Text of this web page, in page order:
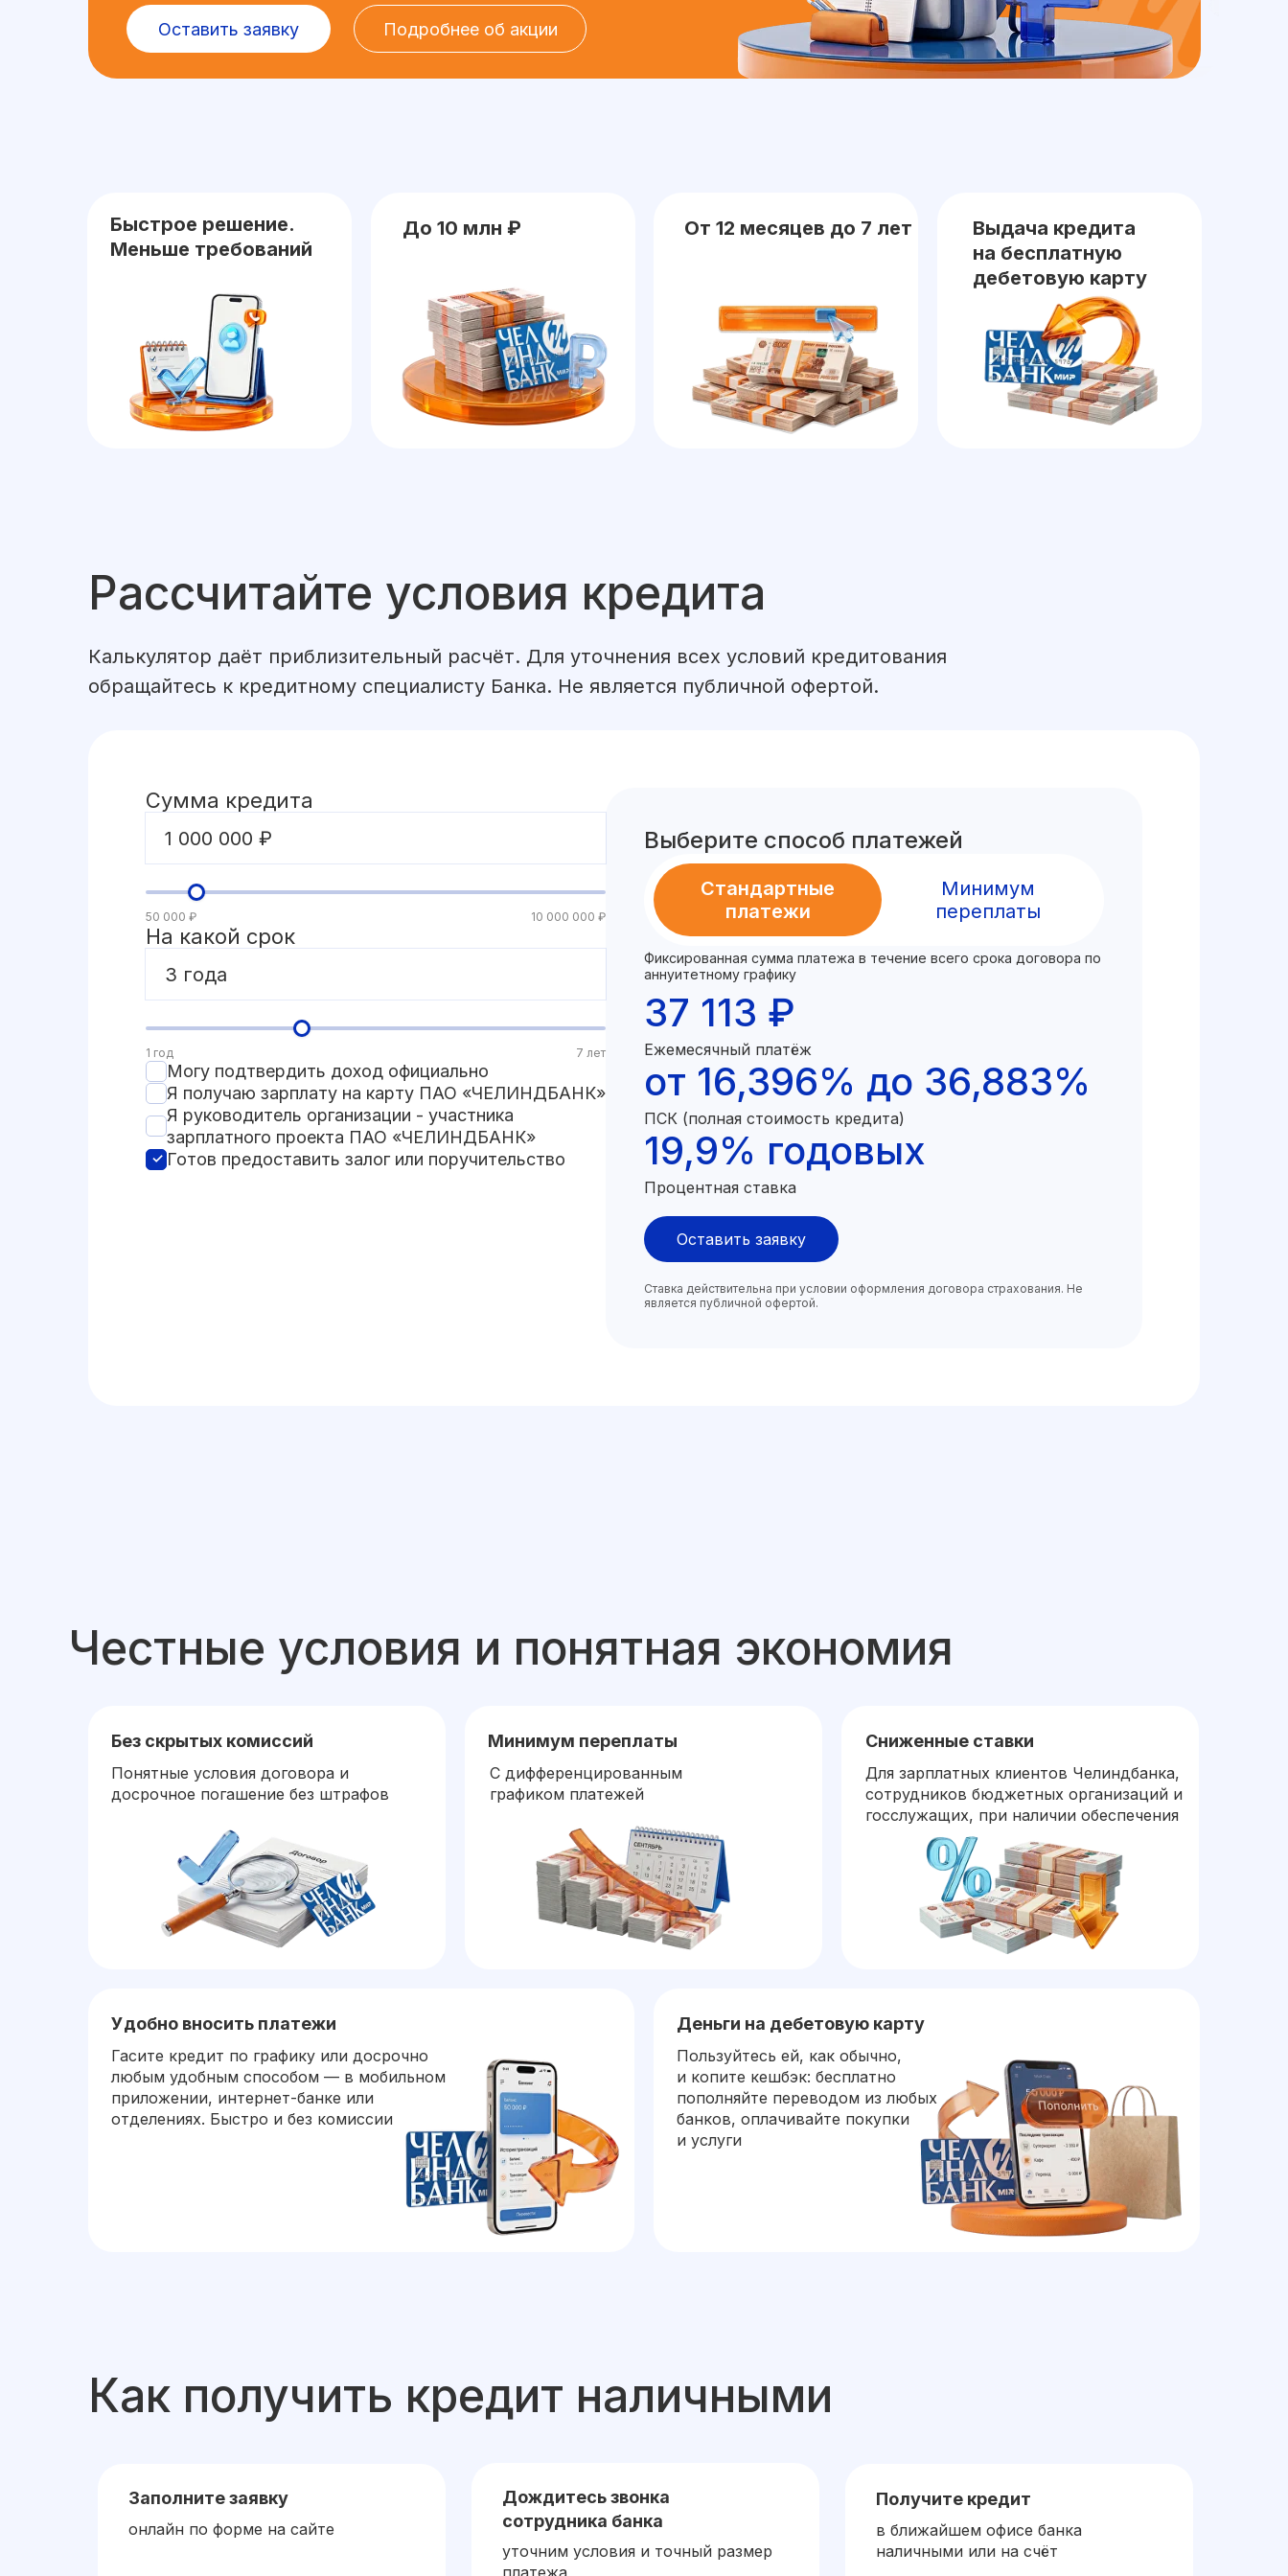
Подробнее об акции
Оставить заявку
От 12 месяцев до 7 лет
До 10 млн ₽
Быстрое решение.
Меньше требований
Выдача кредита
на бесплатную
дебетовую карту
Рассчитайте условия кредита
Калькулятор даёт приблизительный расчёт. Для уточнения всех условий кредитования
обращайтесь к кредитному специалисту Банка. Не является публичной офертой.
Сумма кредита
50 000 ₽ 10 000 000 ₽
На какой срок
3 года
1 год 7 лет
Могу подтвердить доход официально
Я получаю зарплату на карту ПАО «ЧЕЛИНДБАНК»
Я руководитель организации - участника
зарплатного проекта ПАО «ЧЕЛИНДБАНК»
Готов предоставить залог или поручительство
Выберите способ платежей
Стандартные
платежи
Минимум
переплаты
Фиксированная сумма платежа в течение всего срока договора по
аннуитетному графику
37 113 ₽
Ежемесячный платёж
от 16,396% до 36,883%
ПСК (полная стоимость кредита)
19,9% годовых
Процентная ставка
Оставить заявку
Ставка действительна при условии оформления договора страхования. Не
является публичной офертой.
Честные условия и понятная экономия
Без скрытых комиссий
Понятные условия договора и
досрочное погашение без штрафов
Минимум переплаты Сниженные ставки
Деньги на дебетовую карту
С дифференцированным
графиком платежей
Пользуйтесь ей, как обычно,
и копите кешбэк: бесплатно
пополняйте переводом из любых
банков, оплачивайте покупки
и услуги
Для зарплатных клиентов Челиндбанка,
сотрудников бюджетных организаций и
госслужащих, при наличии обеспечения
Удобно вносить платежи
Гасите кредит по графику или досрочно
любым удобным способом — в мобильном
приложении, интернет-банке или
отделениях. Быстро и без комиссии
Как получить кредит наличными
Заполните заявку
онлайн по форме на сайте
Дождитесь звонка
сотрудника банка
уточним условия и точный размер
платежа
Получите кредит
в ближайшем офисе банка
наличными или на счёт